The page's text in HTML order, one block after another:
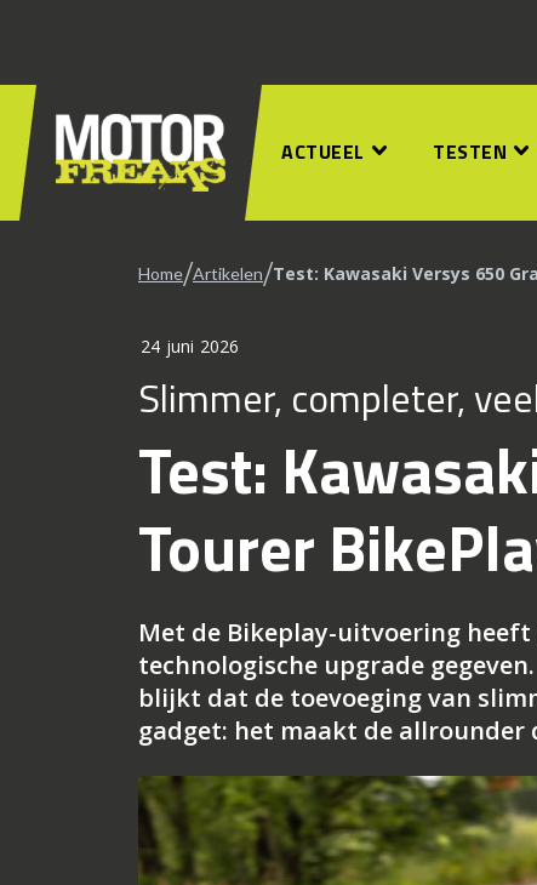
ACTUEEL TESTEN
Home/Artikelen/Test: Kawasaki Versys 650
24 juni 2026
Slimmer, completer,
Test:
Tourer
Met de Bikeplay-uitvoering heeft
technologische upgrade
blijkt dat de toevoeging van
gadget: het maakt de allrounder